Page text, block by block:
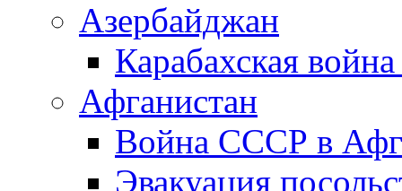
Азербайджан
Карабахская
Афганистан
Война СССР в
Эвакуация